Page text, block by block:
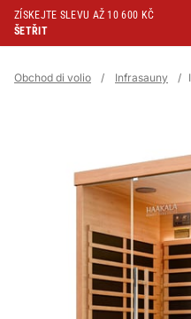
ZÍSKEJTE SLEVU AŽ 10 600 KČ
ŠETŘIT
Obchod di volio / Infrasauny /